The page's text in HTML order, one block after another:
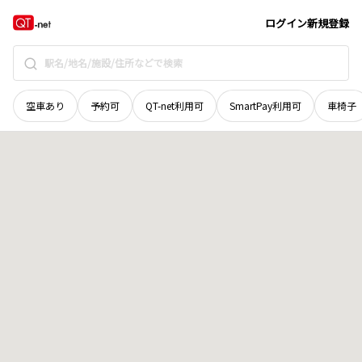
ログイン新規登録
空車あり 予約可 QT-net利用可 SmartPay利用可 車椅子
山口県